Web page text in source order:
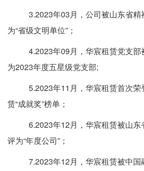
3.2023年03月，公司被山东省
为“省级文明单位”；
4.2023年09月，华宸租赁党支
为2023年度五星级党支部;
5.2023年11月，华宸租赁首次荣
赁“成就奖”榜单；
6.2023年12月，华宸租赁被山
评为“年度公司”；
7.2023年12月，华宸租赁被中